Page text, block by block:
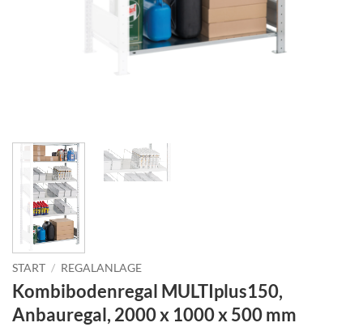
START / REGALANLAGE
Kombibodenregal MULTIplus150,
Anbauregal, 2000 x 1000 x 500 mm